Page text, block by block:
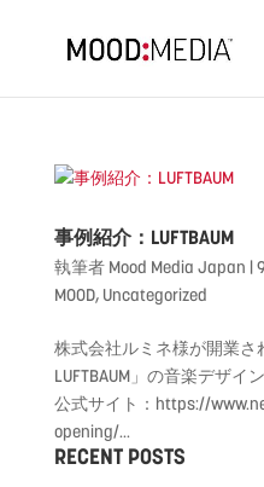
事例紹介：LUFTBAUM
執筆者 Mood Media Japan |
MOOD, Uncategorized
株式会社ルミネ様が開業さ
LUFTBAUM」の音楽デザ
公式サイト：https://
opening/...
RECENT POSTS